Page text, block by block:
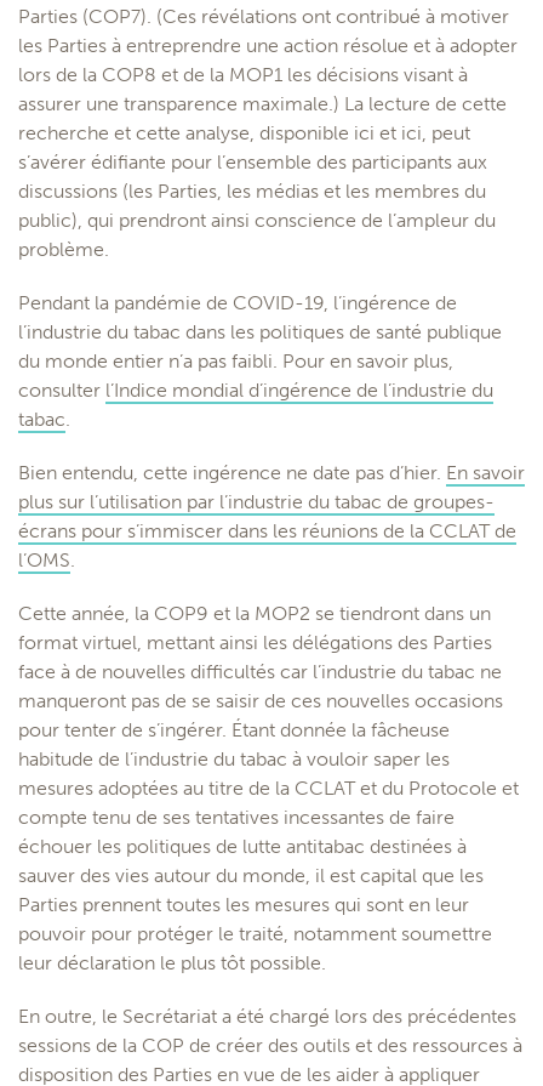
Parties (COP7). (Ces révélations ont contribué à motiver
les Parties à entreprendre une action résolue et à adopter
lors de la COP8 et de la MOP1 les décisions visant à
assurer une transparence maximale.) La lecture de cette
recherche et cette analyse, disponible ici et ici, peut
s’avérer édifiante pour l’ensemble des participants aux
discussions (les Parties, les médias et les membres du
public), qui prendront ainsi conscience de l’ampleur du
problème.
Pendant la pandémie de COVID-19, l’ingérence de
l’industrie du tabac dans les politiques de santé publique
du monde entier n’a pas faibli. Pour en savoir plus,
consulter l’Indice mondial d’ingérence de l’industrie du
tabac.
Bien entendu, cette ingérence ne date pas d’hier. En savoir
plus sur l’utilisation par l’industrie du tabac de groupes-
écrans pour s’immiscer dans les réunions de la CCLAT de
l’OMS.
Cette année, la COP9 et la MOP2 se tiendront dans un
format virtuel, mettant ainsi les délégations des Parties
face à de nouvelles difficultés car l’industrie du tabac ne
manqueront pas de se saisir de ces nouvelles occasions
pour tenter de s’ingérer. Étant donnée la fâcheuse
habitude de l’industrie du tabac à vouloir saper les
mesures adoptées au titre de la CCLAT et du Protocole et
compte tenu de ses tentatives incessantes de faire
échouer les politiques de lutte antitabac destinées à
sauver des vies autour du monde, il est capital que les
Parties prennent toutes les mesures qui sont en leur
pouvoir pour protéger le traité, notamment soumettre
leur déclaration le plus tôt possible.
En outre, le Secrétariat a été chargé lors des précédentes
sessions de la COP de créer des outils et des ressources à
disposition des Parties en vue de les aider à appliquer